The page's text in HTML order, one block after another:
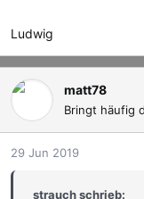
Ludwig
matt78
Bringt häufig
29 Jun 2019
strauch schrieb: